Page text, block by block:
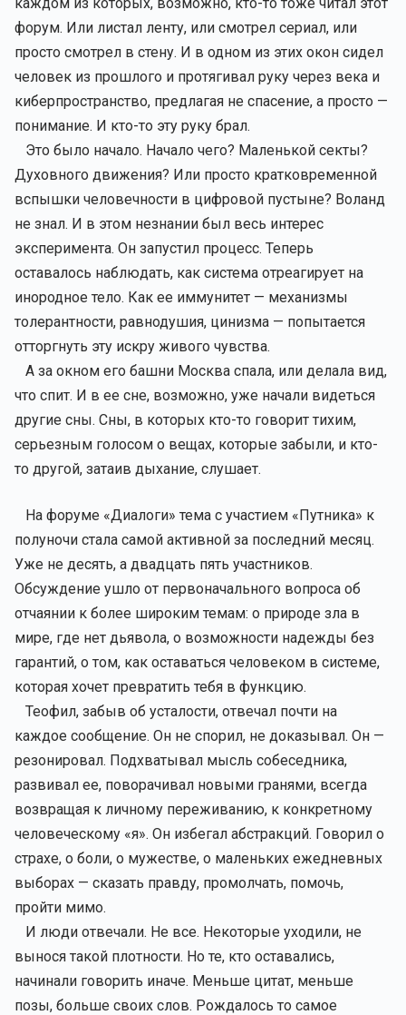
форум. Или листал ленту, или смотрел сериал, или
просто смотрел в стену. И в одном из этих окон сидел
человек из прошлого и протягивал руку через века и
киберпространство, предлагая не спасение, а просто —
понимание. И кто-то эту руку брал.
Это было начало. Начало чего? Маленькой секты?
Духовного движения? Или просто кратковременной
вспышки человечности в цифровой пустыне? Воланд
не знал. И в этом незнании был весь интерес
эксперимента. Он запустил процесс. Теперь
оставалось наблюдать, как система отреагирует на
инородное тело. Как ее иммунитет — механизмы
толерантности, равнодушия, цинизма — попытается
отторгнуть эту искру живого чувства.
А за окном его башни Москва спала, или делала вид,
что спит. И в ее сне, возможно, уже начали видеться
другие сны. Сны, в которых кто-то говорит тихим,
серьезным голосом о вещах, которые забыли, и кто-
то другой, затаив дыхание, слушает.
На форуме «Диалоги» тема с участием «Путника» к
полуночи стала самой активной за последний месяц.
Уже не десять, а двадцать пять участников.
Обсуждение ушло от первоначального вопроса об
отчаянии к более широким темам: о природе зла в
мире, где нет дьявола, о возможности надежды без
гарантий, о том, как оставаться человеком в системе,
которая хочет превратить тебя в функцию.
Теофил, забыв об усталости, отвечал почти на
каждое сообщение. Он не спорил, не доказывал. Он —
резонировал. Подхватывал мысль собеседника,
развивал ее, поворачивал новыми гранями, всегда
возвращая к личному переживанию, к конкретному
человеческому «я». Он избегал абстракций. Говорил о
страхе, о боли, о мужестве, о маленьких ежедневных
выборах — сказать правду, промолчать, помочь,
пройти мимо.
И люди отвечали. Не все. Некоторые уходили, не
вынося такой плотности. Но те, кто оставались,
начинали говорить иначе. Меньше цитат, меньше
позы, больше своих слов. Рождалось то самое